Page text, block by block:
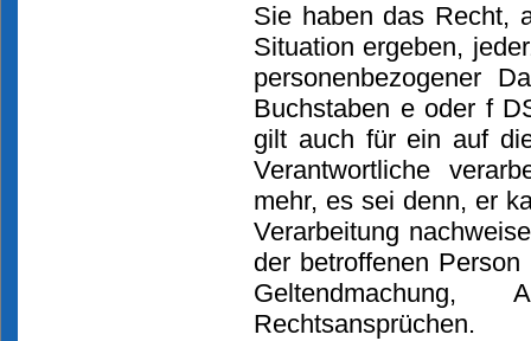
Sie haben das Recht,
Situation ergeben,
personenbezogener
Buchstaben e oder f
gilt auch für ein auf
Verantwortliche
mehr, es sei denn, er
Verarbeitung
der betroffenen
Rechtsansprüchen.